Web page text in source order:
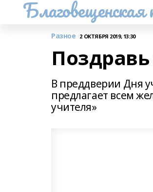
Благовещенская
Разное 2 ОКТЯБРЯ 2019, 13:30
Поздравь
В преддверии Дня
предлагает всем
учителя»